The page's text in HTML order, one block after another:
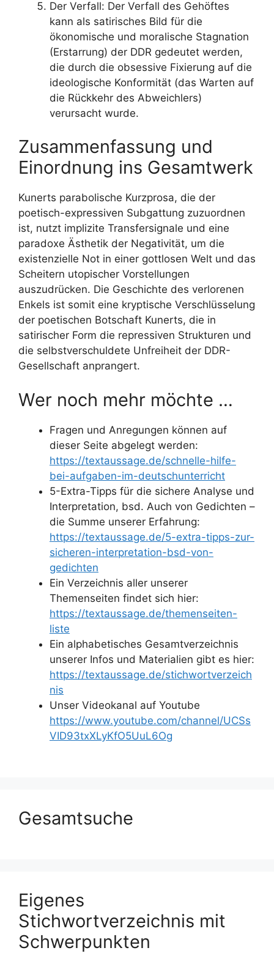
Der Verfall: Der Verfall des Gehöftes
kann als satirisches Bild für die
ökonomische und moralische Stagnation
(Erstarrung) der DDR gedeutet werden,
die durch die obsessive Fixierung auf die
ideologische Konformität (das Warten auf
die Rückkehr des Abweichlers)
verursacht wurde.
Zusammenfassung und
Einordnung ins Gesamtwerk
Kunerts parabolische Kurzprosa, die der
poetisch-expressiven Subgattung zuzuordnen
ist, nutzt implizite Transfersignale und eine
paradoxe Ästhetik der Negativität, um die
existenzielle Not in einer gottlosen Welt und das
Scheitern utopischer Vorstellungen
auszudrücken. Die Geschichte des verlorenen
Enkels ist somit eine kryptische Verschlüsselung
der poetischen Botschaft Kunerts, die in
satirischer Form die repressiven Strukturen und
die selbstverschuldete Unfreiheit der DDR-
Gesellschaft anprangert.
Wer noch mehr möchte …
Fragen und Anregungen können auf
dieser Seite abgelegt werden:
https://textaussage.de/schnelle-hilfe-
bei-aufgaben-im-deutschunterricht
5-Extra-Tipps für die sichere Analyse und
Interpretation, bsd. Auch von Gedichten –
die Summe unserer Erfahrung:
https://textaussage.de/5-extra-tipps-zur-
sicheren-interpretation-bsd-von-
gedichten
Ein Verzeichnis aller unserer
Themenseiten findet sich hier:
https://textaussage.de/themenseiten-
liste
Ein alphabetisches Gesamtverzeichnis
unserer Infos und Materialien gibt es hier:
https://textaussage.de/stichwortverzeich
nis
Unser Videokanal auf Youtube
https://www.youtube.com/channel/UCSs
VID93txXLyKfO5UuL6Og
Gesamtsuche
Eigenes
Stichwortverzeichnis mit
Schwerpunkten